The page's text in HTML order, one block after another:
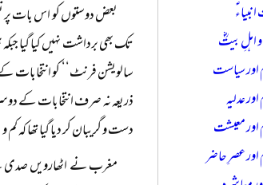
بعض دوستوں کو اس بات پر
تک بھی برداشت نہیں کیا گیا
سالویشن فرنٹ‘‘ کو انتخابات
ذریعہ نہ صرف انتخابات کے
دست و گریبان کر دیا گیا تھا
مغرب نے اٹھارویں صدی
اہلِ بیتؓ
اور سیاست
عدلیہ
اور معیشت
عصرِ حاضر